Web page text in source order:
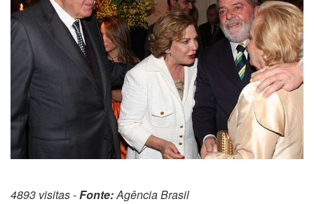
4893 visitas -Fonte:Agência Brasil